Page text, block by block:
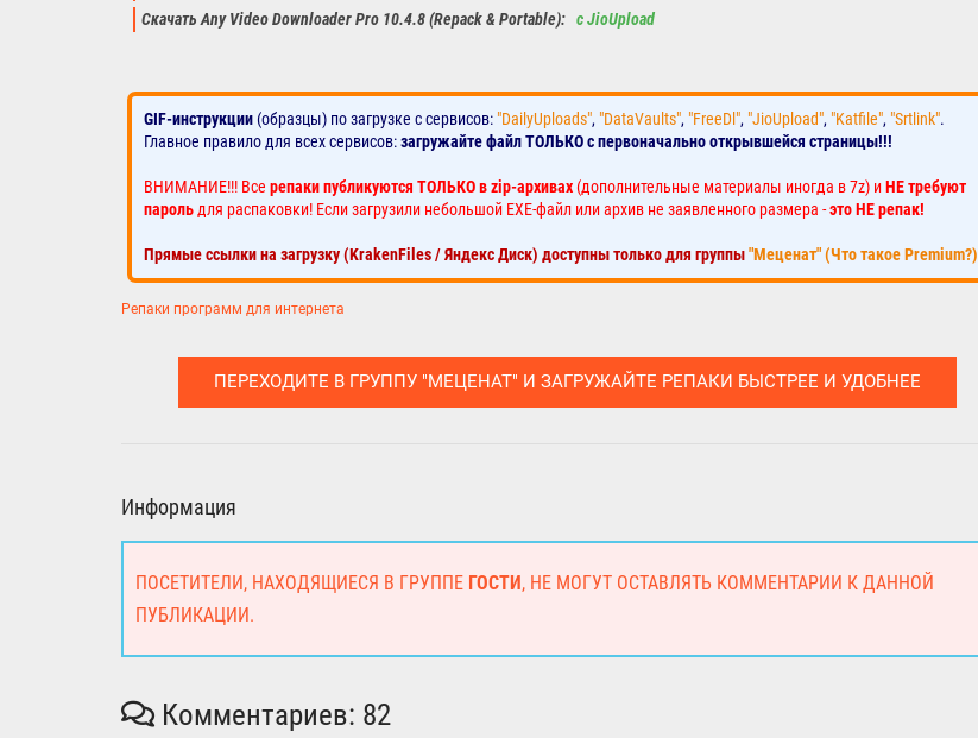
Скачать Any Video Downloader Pro 10.4.8 (Repack & Portable): с JioUpload
GIF-инструкции (образцы) по загрузке с сервисов: "DailyUploads", "DataVaults", "FreeDl", "JioUpload", "Katfile", "Srtlink".
Главное правило для всех сервисов:загружайте файл ТОЛЬКО с первоначально открывшейся страницы!!!
ВНИМАНИЕ!!! Все репаки публикуются ТОЛЬКО в zip-архивах(дополнительные материалы иногда в 7z) иНЕ требуют
пароль для распаковки! Если загрузили небольшой EXE-файл или архив не заявленного размера -это НЕ репак!
Прямые ссылки на загрузку (KrakenFiles / Яндекс Диск) доступны только для группы"Меценат" (Что такое Premium?)
Репаки программ для интернета
ПЕРЕХОДИТЕ В ГРУППУ "МЕЦЕНАТ" И ЗАГРУЖАЙТЕ РЕПАКИ БЫСТРЕЕ И УДОБНЕЕ
Информация
ПОСЕТИТЕЛИ, НАХОДЯЩИЕСЯ В ГРУППЕ ГОСТИ, НЕ МОГУТ ОСТАВЛЯТЬ КОММЕНТАРИИ К ДАННОЙ
ПУБЛИКАЦИИ.
Комментариев: 82